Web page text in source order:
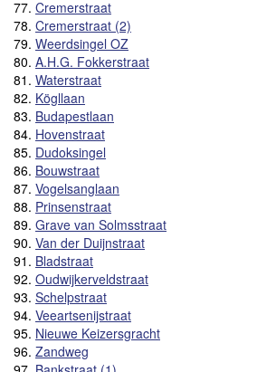
77. Cremerstraat
78. Cremerstraat (2)
79. Weerdsingel OZ
80. A.H.G. Fokkerstraat
81. Waterstraat
82. Kögllaan
83. Budapestlaan
84. Hovenstraat
85. Dudoksingel
86. Bouwstraat
87. Vogelsanglaan
88. Prinsenstraat
89. Grave van Solmsstraat
90. Van der Duijnstraat
91. Bladstraat
92. Oudwijkerveldstraat
93. Schelpstraat
94. Veeartsenijstraat
95. Nieuwe Keizersgracht
96. Zandweg